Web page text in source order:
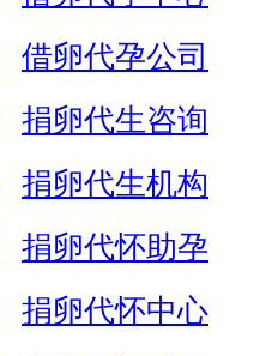
借卵代孕公司
捐卵代生咨询
捐卵代生机构
捐卵代怀助孕
捐卵代怀中心